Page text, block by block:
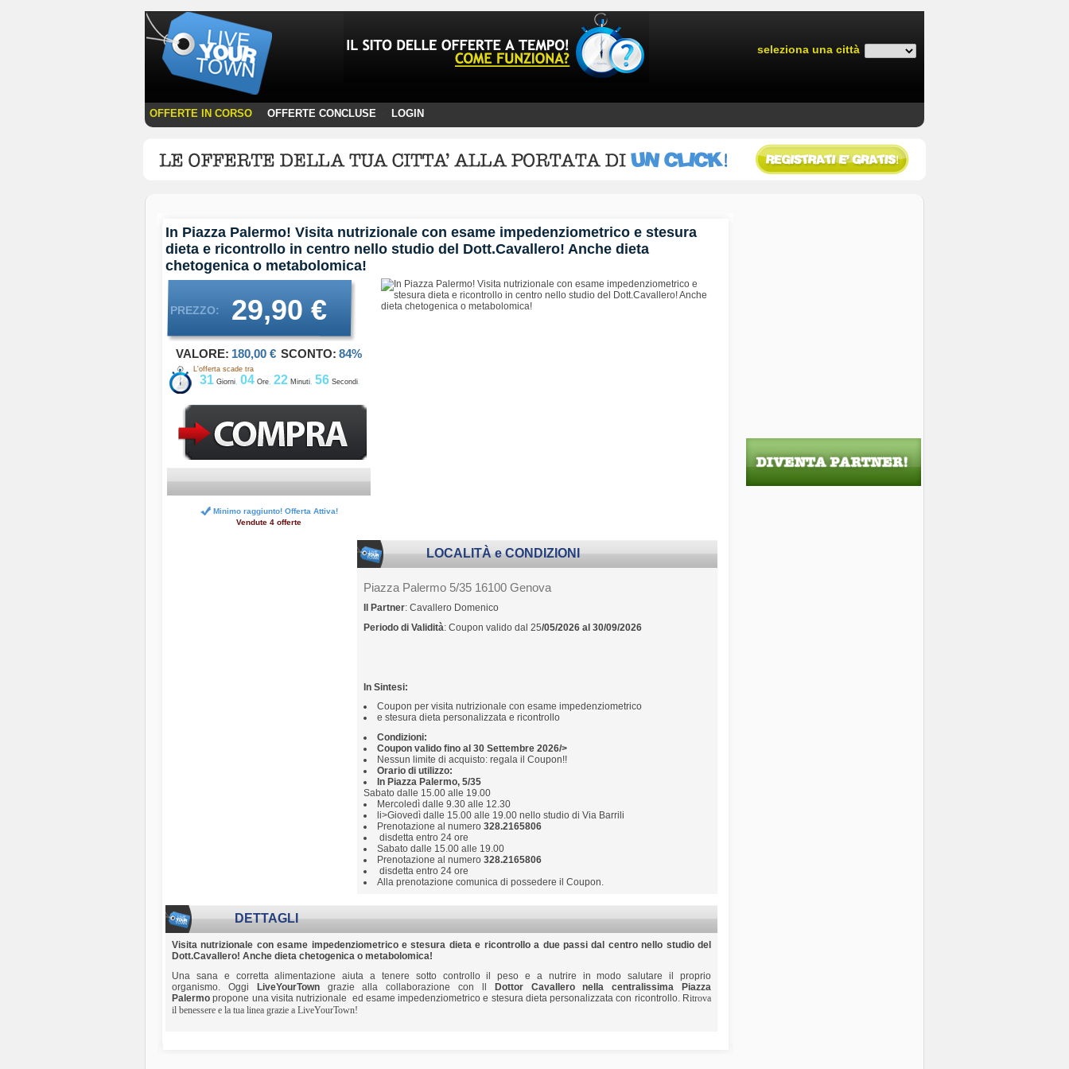
seleziona una città
OFFERTE IN CORSO OFFERTE CONCLUSE LOGIN
In Piazza Palermo! Visita nutrizionale con esame impedenziometrico e stesura
dieta e ricontrollo in centro nello studio del Dott.Cavallero! Anche dieta
chetogenica o metabolomica!
PREZZO: 29,90 €
VALORE: 180,00 € SCONTO: 84%
L'offerta scade tra
31 Giorni, 04 Ore, 22 Minuti, 55 Secondi.
Minimo raggiunto! Offerta Attiva!
Vendute 4 offerte
LOCALITÀ e CONDIZIONI
Piazza Palermo 5/35 16100 Genova
Il Partner: Cavallero Domenico
Periodo di Validità: Coupon valido dal 25/05/2026 al 30/09/2026
In Sintesi:
Coupon per visita nutrizionale con esame impedenziometrico
e stesura dieta personalizzata e ricontrollo
Condizioni:
Coupon valido fino al 30 Settembre 2026/>
Nessun limite di acquisto: regala il Coupon!!
Orario di utilizzo:
In Piazza Palermo, 5/35
Sabato dalle 15.00 alle 19.00
Mercoledì dalle 9.30 alle 12.30
li>Giovedì dalle 15.00 alle 19.00 nello studio di Via Barrili
Prenotazione al numero 328.2165806
disdetta entro 24 ore
Sabato dalle 15.00 alle 19.00
Prenotazione al numero 328.2165806
disdetta entro 24 ore
Alla prenotazione comunica di possedere il Coupon.
DETTAGLI
Visita nutrizionale con esame impedenziometrico e stesura dieta e ricontrollo a due passi dal centro nello studio del
Dott.Cavallero! Anche dieta chetogenica o metabolomica!
Una sana e corretta alimentazione aiuta a tenere sotto controllo il peso e a nutrire in modo salutare il proprio
organismo. Oggi
LiveYourTowngrazie alla collaborazione con ll
Dottor Cavallero nella centralissima Piazza
Palermopropone una visita nutrizionale ed esame impedenziometrico e stesura dieta personalizzata con ricontrollo. Ritrova
il benessere e la tua linea grazie a LiveYourTown!